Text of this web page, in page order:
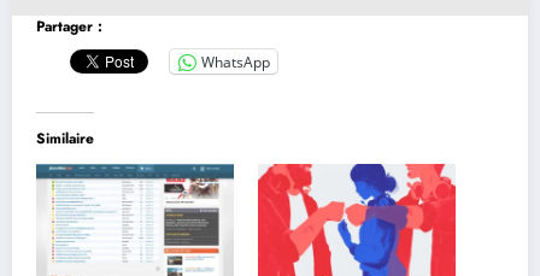
Partager :
WhatsApp
Similaire